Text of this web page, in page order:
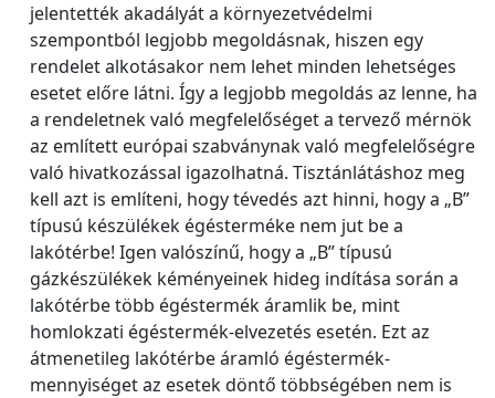
jelentették akadályát a környezetvédelmi
szempontból legjobb megoldásnak, hiszen egy
rendelet alkotásakor nem lehet minden lehetséges
esetet előre látni. Így a legjobb megoldás az lenne, ha
a rendeletnek való megfelelőséget a tervező mérnök
az említett európai szabványnak való megfelelőségre
való hivatkozással igazolhatná. Tisztánlátáshoz meg
kell azt is említeni, hogy tévedés azt hinni, hogy a „B”
típusú készülékek égésterméke nem jut be a
lakótérbe! Igen valószínű, hogy a „B” típusú
gázkészülékek kéményeinek hideg indítása során a
lakótérbe több égéstermék áramlik be, mint
homlokzati égéstermék-elvezetés esetén. Ezt az
átmenetileg lakótérbe áramló égéstermék-
mennyiséget az esetek döntő többségében nem is